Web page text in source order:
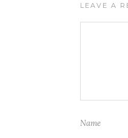
LEAVE A
Name